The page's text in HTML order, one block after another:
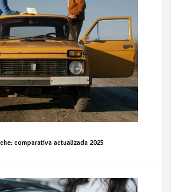
comparativa actualizada 2025